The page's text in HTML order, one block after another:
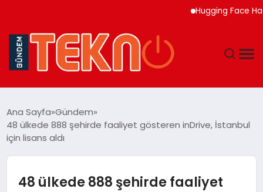
Hugging Face
GÜNDEM
Ana Sayfa Gündem
48 ülkede 888 şehirde faaliyet gösteren inDrive, İstanbul
için lisans aldı
48 ülkede 888 şehirde faaliyet